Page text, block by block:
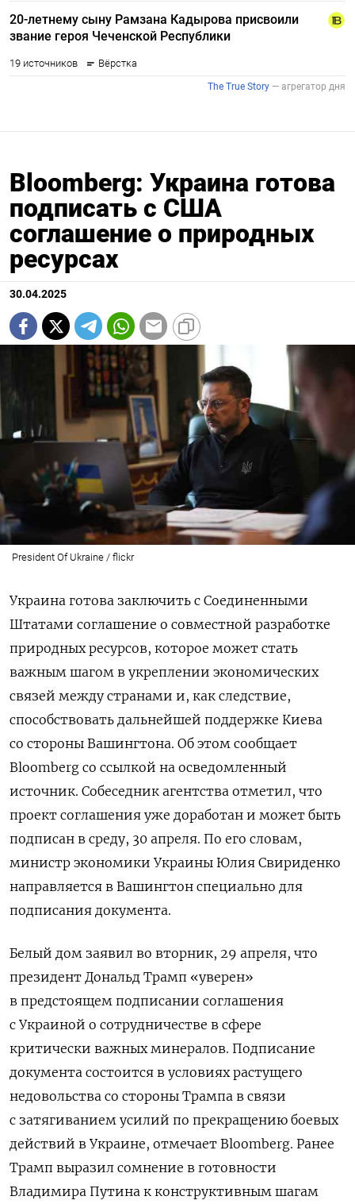
Bloomberg: Украина готова
подписать с США
соглашение о природных
ресурсах
30.04.2025
President Of Ukraine / flickr
Украина готова заключить с Соединенными
Штатами соглашение о совместной разработке
природных ресурсов, которое может стать
важным шагом в укреплении экономических
связей между странами и, как следствие,
способствовать дальнейшей поддержке Киева
со стороны Вашингтона. Об этом сообщает
Bloomberg со ссылкой на осведомленный
источник. Собеседник агентства отметил, что
проект соглашения уже доработан и может быть
подписан в среду, 30 апреля. По его словам,
министр экономики Украины Юлия Свириденко
направляется в Вашингтон специально для
подписания документа.
Белый дом заявил во вторник, 29 апреля, что
президент Дональд Трамп «уверен»
в предстоящем подписании соглашения
с Украиной о сотрудничестве в сфере
критически важных минералов. Подписание
документа состоится в условиях растущего
недовольства со стороны Трампа в связи
с затягиванием усилий по прекращению боевых
действий в Украине, отмечает Bloomberg. Ранее
Трамп выразил сомнение в готовности
Владимира Путина к конструктивным шагам